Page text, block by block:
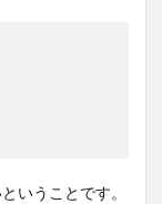
いうことです。